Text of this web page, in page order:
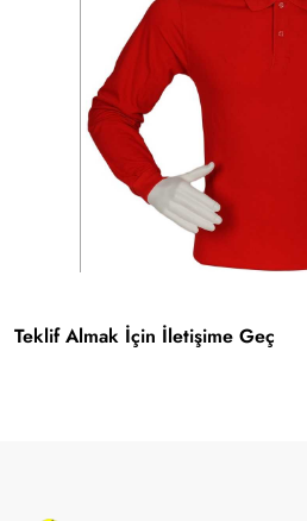
Teklif Almak İçin İletişime Geç